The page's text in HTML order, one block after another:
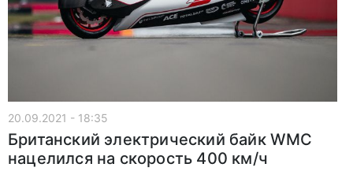
20.09.2021 - 18:35
Британский электрический байк WMC
нацелился на скорость 400 км/ч